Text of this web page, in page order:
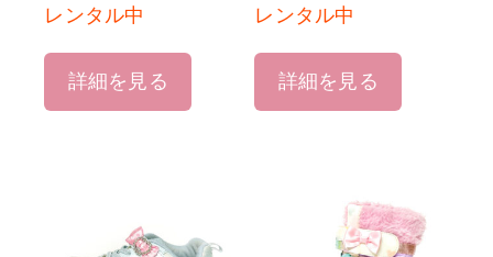
レンタル中
詳細を見る
レンタル中
詳細を見る